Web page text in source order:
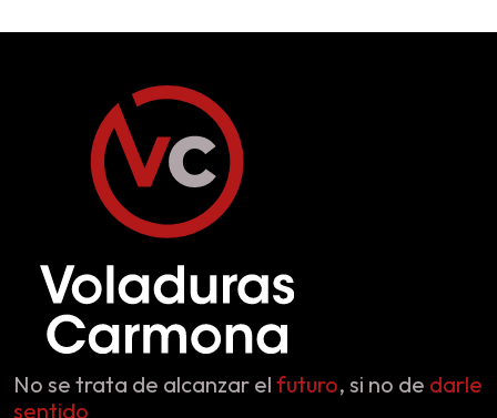
No se trata de alcanzar el futuro, si no de darle
sentido